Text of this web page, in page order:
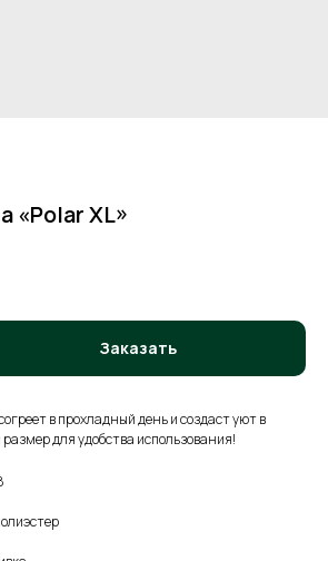
«Polar XL»
Заказать
в прохладный день и создаст уют в
для удобства использования!